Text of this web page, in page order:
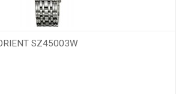
SZ45003W